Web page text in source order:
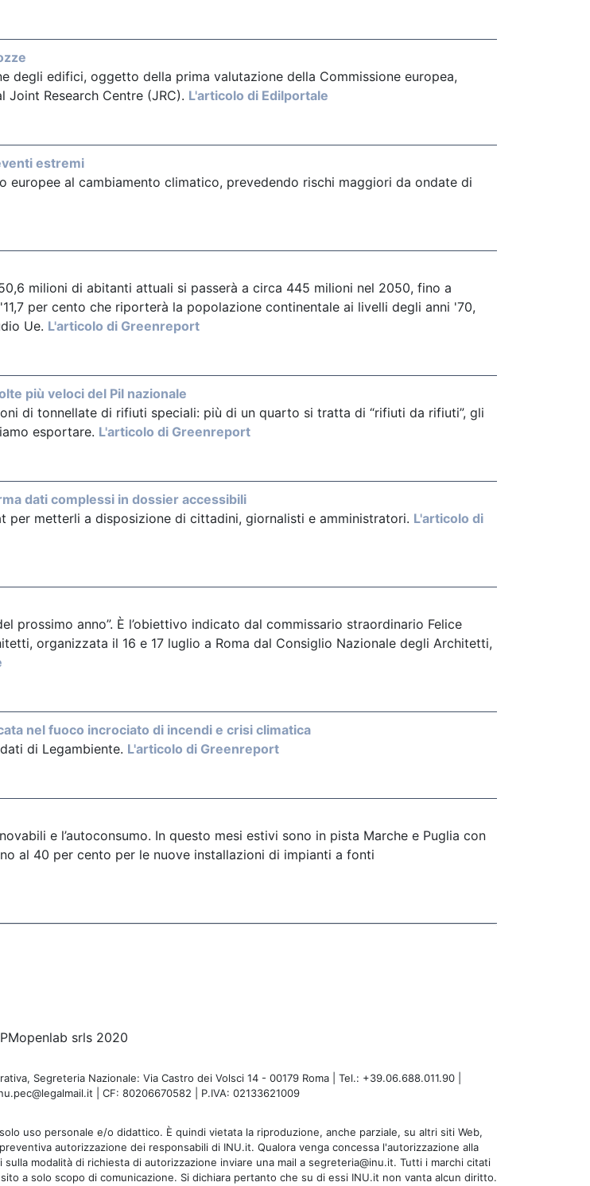
degli edifici, oggetto della prima valutazione della Commissione europea,
Research Centre (JRC). L'articolo di Edilportale
estremi
al cambiamento climatico, prevedendo rischi maggiori da ondate di
milioni di abitanti attuali si passerà a circa 445 milioni nel 2050, fino a
per cento che riporterà la popolazione continentale ai livelli degli anni '70,
Ue. L'articolo di Greenreport
più veloci del Pil nazionale
di tonnellate di rifiuti speciali: più di un quarto si tratta di “rifiuti da rifiuti”, gli
esportare. L'articolo di Greenreport
dati complessi in dossier accessibili
per metterli a disposizione di cittadini, giornalisti e amministratori. L'articolo di
prossimo anno”. È l’obiettivo indicato dal commissario straordinario Felice
organizzata il 16 e 17 luglio a Roma dal Consiglio Nazionale degli Architetti,
nel fuoco incrociato di incendi e crisi climatica
di Legambiente. L'articolo di Greenreport
e l’autoconsumo. In questo mesi estivi sono in pista Marche e Puglia con
al 40 per cento per le nuove installazioni di impianti a fonti
srls 2020
Segreteria Nazionale: Via Castro dei Volsci 14 - 00179 Roma | Tel.: +39.06.688.011.90 |
| CF: 80206670582 | P.IVA: 02133621009
uso personale e/o didattico. È quindi vietata la riproduzione, anche parziale, su altri siti Web,
autorizzazione dei responsabili di INU.it. Qualora venga concessa l'autorizzazione alla
modalità di richiesta di autorizzazione inviare una mail a segreteria@inu.it. Tutti i marchi citati
a solo scopo di comunicazione. Si dichiara pertanto che su di essi INU.it non vanta alcun diritto.